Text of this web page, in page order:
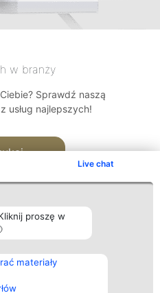
Live chat
proszę w
materiały
w branży
Sprawdź naszą
usług najlepszych!
Kontakt
Kontakt